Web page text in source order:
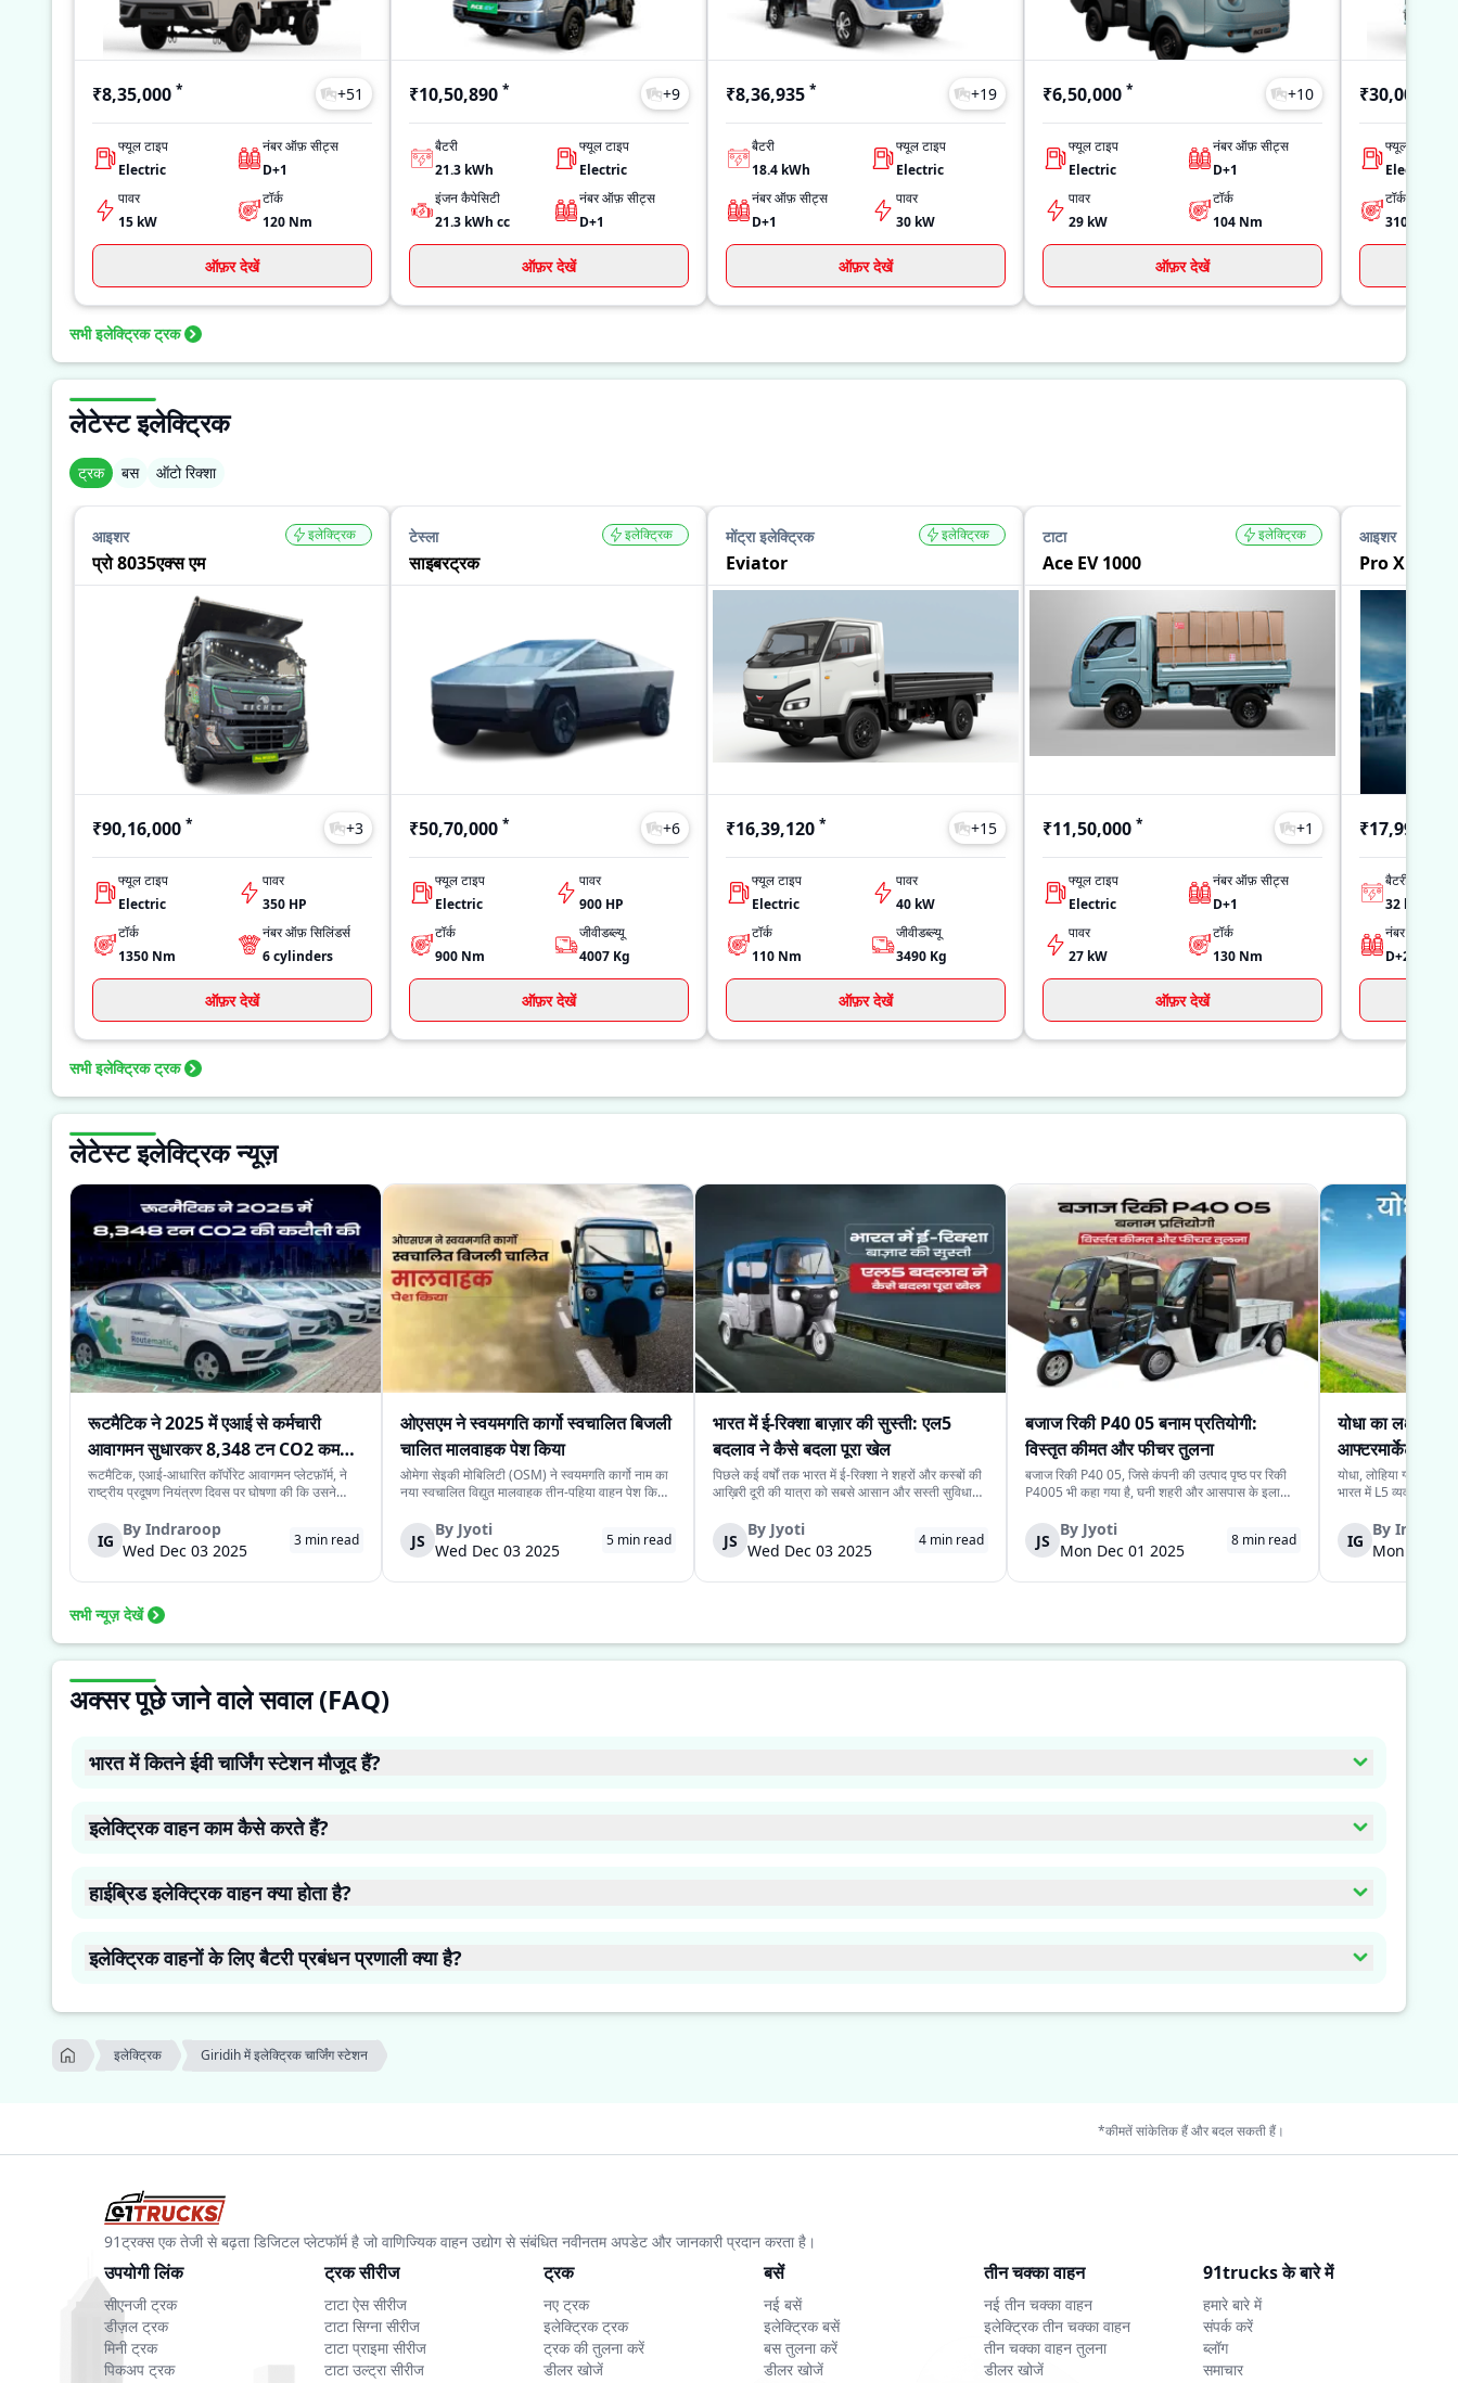
₹8,35,000 * +51
फ्यूल टाइप
Electric
नंबर ऑफ़ सीट्स
D+1
पावर
15 kW
टॉर्क
120 Nm
ऑफ़र देखें
₹10,50,890 * +9
बैटरी
21.3 kWh
फ्यूल टाइप
Electric
इंजन कैपेसिटी
21.3 kWh cc
नंबर ऑफ़ सीट्स
D+1
ऑफ़र देखें
₹8,36,935 * +19
बैटरी
18.4 kWh
फ्यूल टाइप
Electric
नंबर ऑफ़ सीट्स
D+1
पावर
30 kW
ऑफ़र देखें
₹6,50,000 * +10
फ्यूल टाइप
Electric
नंबर ऑफ़ सीट्स
D+1
पावर
29 kW
टॉर्क
104 Nm
ऑफ़र देखें
₹30,00,000
फ्यूल टाइप
Electric
टॉर्क
310
सभी इलेक्ट्रिक ट्रक
लेटेस्ट इलेक्ट्रिक
ट्रक बस ऑटो रिक्शा
आइशर
प्रो 8035एक्स एम
इलेक्ट्रिक
₹90,16,000 * +3
फ्यूल टाइप
Electric
पावर
350 HP
टॉर्क
1350 Nm
नंबर ऑफ़ सिलिंडर्स
6cylinders
ऑफ़र देखें
टेस्ला
साइबरट्रक
इलेक्ट्रिक
₹50,70,000 * +6
फ्यूल टाइप
Electric
पावर
900 HP
टॉर्क
900 Nm
जीवीडब्ल्यू
4007 Kg
ऑफ़र देखें
मोंट्रा इलेक्ट्रिक
Eviator
इलेक्ट्रिक
₹16,39,120 * +15
फ्यूल टाइप
Electric
पावर
40 kW
टॉर्क
110 Nm
जीवीडब्ल्यू
3490 Kg
ऑफ़र देखें
टाटा
Ace EV 1000
इलेक्ट्रिक
₹11,50,000 * +1
फ्यूल टाइप
Electric
नंबर ऑफ़ सीट्स
D+1
पावर
27 kW
टॉर्क
130 Nm
ऑफ़र देखें
आइशर
Pro X EV
₹17,99,000
बैटरी
32 kWh
नंबर ऑफ़
सभी इलेक्ट्रिक ट्रक
लेटेस्ट इलेक्ट्रिक न्यूज़
रूटमैटिक ने 2025 में एआई से कर्मचारी
आवागमन सुधारकर 8,348 टन CO2 कम
किया
रूटमैटिक, एआई-आधारित कॉर्पोरेट आवागमन प्लेटफ़ॉर्म, ने
राष्ट्रीय प्रदूषण नियंत्रण दिवस पर घोषणा की कि उसने
किया। यह कमी एआई से बेहतर रूटिंग, साझा परिवहन
कार्यक्रम और सभी संचालन में इलेक्ट्रिक वाहन अपनाने...
IG
By Indraroop
Wed Dec 03 2025
3 min read
ओएसएम ने स्वयमगति कार्गो स्वचालित बिजली
चालित मालवाहक पेश किया
ओमेगा सेइकी मोबिलिटी (OSM) ने स्वयमगति कार्गो नाम का
नया स्वचालित विद्युत मालवाहक तीन-पहिया वाहन पेश किया
के स्वचालित यात्री संस्करण के बाद औद्योगिक उपयोग के
लिये प्रस्तुत किया गया दूसरा स्वचालित वाहन ...
JS
By Jyoti
Wed Dec 03 2025
5 min read
भारत में ई-रिक्शा बाज़ार की सुस्ती: एल5
बदलाव ने कैसे बदला पूरा खेल
पिछले कई वर्षों तक भारत में ई-रिक्शा ने शहरों और कस्बों की
आख़िरी दूरी की यात्रा को सबसे आसान और सस्ती सुविधा
इन कारणों से यह वाहन लगभग हर भीड़भाड़ वाले इलाके में
दिखाई देने लगा। लेकिन अब यह तेज़ी कम...
JS
By Jyoti
Wed Dec 03 2025
4 min read
बजाज रिकी P40 05 बनाम प्रतियोगी:
विस्तृत कीमत और फीचर तुलना
बजाज रिकी P40 05, जिसे कंपनी की उत्पाद पृष्ठ पर रिकी
P4005 भी कहा गया है, घनी शहरी और आसपास के इलाकों
रोज़ाना के व्यवसाय उपयोग को ध्यान में रखकर तैयार किया
गया है। इसकी मध्यम रेंज, मजबूत चेसिस और...
JS
By Jyoti
Mon Dec 01 2025
8 min read
योधा का लक्ष्य L5
आफ्टरमार्केट राजस्व
योधा, लोहिया ग्लोबल
भारत में L5 व्यवसाय ईवी
बढ़ाने की योजना बना
में अपने आफ्टरमार्केट ...
IG
By
Mon Dec
सभी न्यूज़ देखें
अक्सर पूछे जाने वाले सवाल (FAQ)
भारत में कितने ईवी चार्जिंग स्टेशन मौजूद हैं?
और चेन्नई।
इलेक्ट्रिक वाहन काम कैसे करते हैं?
मदद से वाहन चलता है। जब आप गाड़ी चलाते हैं तो बैटरी ऊर्जा छोड़ती है जो इलेक्ट्रिक मोटर को चलाती है। इससे गाड़ी चलती है। इसकी मदद से सुगम और पर्यावरण के अनुकूल ड्राइविंग अनुभव मिलता है।
हाईब्रिड इलेक्ट्रिक वाहन क्या होता है?
इस्तेमाल से वापस ऊर्जा हासिल करती है। ये वाहन इसलिए बेहतर विकल्प हैं क्योंकि ये बेहतर ईंधन दक्षता और कम उत्सर्जन करते हैं
इलेक्ट्रिक वाहनों के लिए बैटरी प्रबंधन प्रणाली क्या है?
इलेक्ट्रिक Giridih में इलेक्ट्रिक चार्जिंग स्टेशन
*कीमतें सांकेतिक हैं और बदल सकती हैं।
91ट्रक्स एक तेजी से बढ़ता डिजिटल प्लेटफॉर्म है जो वाणिज्यिक वाहन उद्योग से संबंधित नवीनतम अपडेट और जानकारी प्रदान करता है।
उपयोगी लिंक
सीएनजी ट्रक
डीज़ल ट्रक
मिनी ट्रक
पिकअप ट्रक
ट्रक सीरीज
टाटा ऐस सीरीज
टाटा सिग्ना सीरीज
टाटा प्राइमा सीरीज
टाटा उल्ट्रा सीरीज
ट्रक
नए ट्रक
इलेक्ट्रिक ट्रक
ट्रक की तुलना करें
डीलर खोजें
बसें
नई बसें
इलेक्ट्रिक बसें
बस तुलना करें
डीलर खोजें
तीन चक्का वाहन
नई तीन चक्का वाहन
इलेक्ट्रिक तीन चक्का वाहन
तीन चक्का वाहन तुलना
डीलर खोजें
91trucks के बारे में
हमारे बारे में
संपर्क करें
ब्लॉग
समाचार